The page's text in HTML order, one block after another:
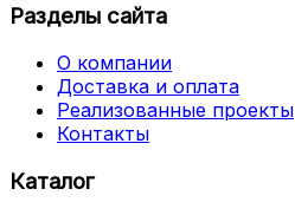
Разделы сайта
О компании
Доставка и оплата
Реализованные проекты
Контакты
Каталог